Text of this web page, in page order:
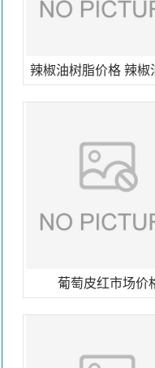
辣椒油树脂价格 辣椒
辣椒精价格 辣椒
葡萄皮红市场价